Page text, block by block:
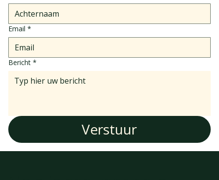
Email *
Bericht *
Verstuur